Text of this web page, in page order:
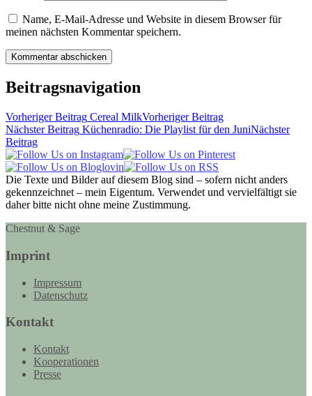
Name, E-Mail-Adresse und Website in diesem Browser für
meinen nächsten Kommentar speichern.
Beitragsnavigation
Vorheriger Beitrag Cereal MilkVorheriger Beitrag
Nächster Beitrag Küchenradio: Die Playlist für den JuniNächster
Beitrag
Die Texte und Bilder auf diesem Blog sind – sofern nicht anders
gekennzeichnet – mein Eigentum. Verwendet und vervielfältigt sie
daher bitte nicht ohne meine Zustimmung.
Chestnut & Sage
Imprint
Impressum
Datenschutz
Kontakt
Kontakt
Kooperationen
Presse